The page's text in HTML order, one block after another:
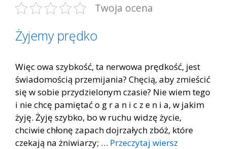
Twoja ocena
Żyjemy prędko
Więc owa szybkość, ta nerwowa prędkość, jest
świadomością przemijania? Chęcią, aby zmieścić
się w sobie przydzielonym czasie? Nie wiem tego
i nie chcę pamiętać o g r a n i c z e n i a, w jakim
żyję. Żyję szybko, bo w ruchu widzę życie,
chciwie chłonę zapach dojrzałych zbóż, które
czekają na żniwiarzy; … Przeczytaj wiersz